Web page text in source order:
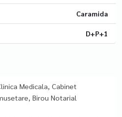
Caramida
D+P+1
Medicala, Cabinet
Birou Notarial